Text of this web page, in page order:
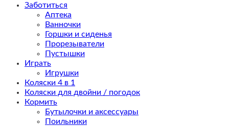
Заботиться
Аптека
Ванночки
Горшки и сиденья
Прорезыватели
Пустышки
Играть
Игрушки
Коляски 4 в 1
Коляски для двойни / погодок
Кормить
Бутылочки и аксессуары
Поильники